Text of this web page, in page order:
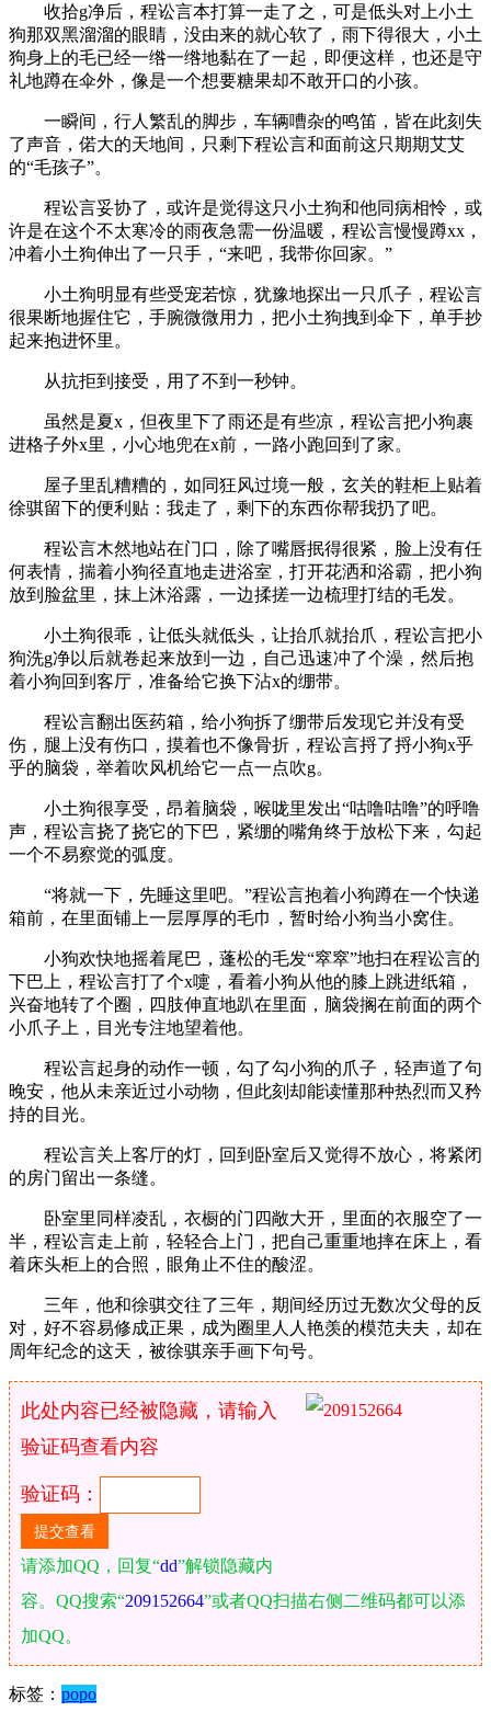
收拾g净后，程讼言本打算一走了之，可是低头对上小土
狗那双黑溜溜的眼睛，没由来的就心软了，雨下得很大，小土
狗身上的毛已经一绺一绺地黏在了一起，即便这样，也还是守
礼地蹲在伞外，像是一个想要糖果却不敢开口的小孩。
一瞬间，行人繁乱的脚步，车辆嘈杂的鸣笛，皆在此刻失
了声音，偌大的天地间，只剩下程讼言和面前这只期期艾艾
的“毛孩子”。
程讼言妥协了，或许是觉得这只小土狗和他同病相怜，或
许是在这个不太寒冷的雨夜急需一份温暖，程讼言慢慢蹲xx，
冲着小土狗伸出了一只手，“来吧，我带你回家。”
小土狗明显有些受宠若惊，犹豫地探出一只爪子，程讼言
很果断地握住它，手腕微微用力，把小土狗拽到伞下，单手抄
起来抱进怀里。
从抗拒到接受，用了不到一秒钟。
虽然是夏x，但夜里下了雨还是有些凉，程讼言把小狗裹
进格子外x里，小心地兜在x前，一路小跑回到了家。
屋子里乱糟糟的，如同狂风过境一般，玄关的鞋柜上贴着
徐骐留下的便利贴：我走了，剩下的东西你帮我扔了吧。
程讼言木然地站在门口，除了嘴唇抿得很紧，脸上没有任
何表情，揣着小狗径直地走进浴室，打开花洒和浴霸，把小狗
放到脸盆里，抹上沐浴露，一边揉搓一边梳理打结的毛发。
小土狗很乖，让低头就低头，让抬爪就抬爪，程讼言把小
狗洗g净以后就卷起来放到一边，自己迅速冲了个澡，然后抱
着小狗回到客厅，准备给它换下沾x的绷带。
程讼言翻出医药箱，给小狗拆了绷带后发现它并没有受
伤，腿上没有伤口，摸着也不像骨折，程讼言捋了捋小狗x乎
乎的脑袋，举着吹风机给它一点一点吹g。
小土狗很享受，昂着脑袋，喉咙里发出“咕噜咕噜”的呼噜
声，程讼言挠了挠它的下巴，紧绷的嘴角终于放松下来，勾起
一个不易察觉的弧度。
“将就一下，先睡这里吧。”程讼言抱着小狗蹲在一个快递
箱前，在里面铺上一层厚厚的毛巾，暂时给小狗当小窝住。
小狗欢快地摇着尾巴，蓬松的毛发“窣窣”地扫在程讼言的
下巴上，程讼言打了个x嚏，看着小狗从他的膝上跳进纸箱，
兴奋地转了个圈，四肢伸直地趴在里面，脑袋搁在前面的两个
小爪子上，目光专注地望着他。
程讼言起身的动作一顿，勾了勾小狗的爪子，轻声道了句
晚安，他从未亲近过小动物，但此刻却能读懂那种热烈而又矜
持的目光。
程讼言关上客厅的灯，回到卧室后又觉得不放心，将紧闭
的房门留出一条缝。
卧室里同样凌乱，衣橱的门四敞大开，里面的衣服空了一
半，程讼言走上前，轻轻合上门，把自己重重地摔在床上，看
着床头柜上的合照，眼角止不住的酸涩。
三年，他和徐骐交往了三年，期间经历过无数次父母的反
对，好不容易修成正果，成为圈里人人艳羡的模范夫夫，却在
周年纪念的这天，被徐骐亲手画下句号。
此处内容已经被隐藏，请输入
验证码查看内容
验证码：
请添加QQ，回复“dd”解锁隐藏内
容。QQ搜索“209152664”或者QQ扫描右侧二维码都可以添
加QQ。
标签： popo